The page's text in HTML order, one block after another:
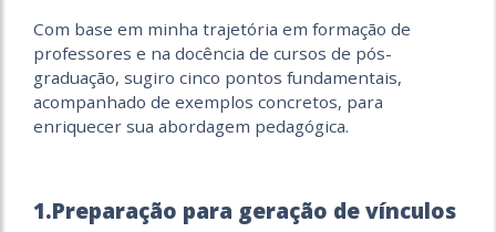
​​Com base em minha trajetória em formação de
professores e na docência de cursos de pós-
graduação, sugiro cinco pontos fundamentais,
acompanhado de exemplos concretos, para
enriquecer sua abordagem pedagógica.
1.Preparação para geração de vínculos